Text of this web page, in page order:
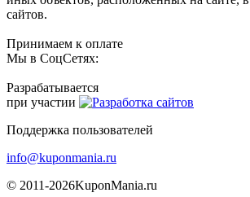
сайтов.
Принимаем к оплате
Мы в СоцСетях:
Разрабатывается
при участии
Поддержка пользователей
info@kuponmania.ru
© 2011-2026KuponMania.ru